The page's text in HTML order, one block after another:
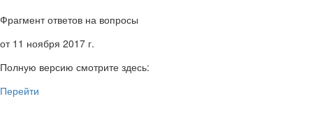
Фрагмент ответов на вопросы
от 11 ноября 2017 г.
Полную версию смотрите здесь:
Перейти